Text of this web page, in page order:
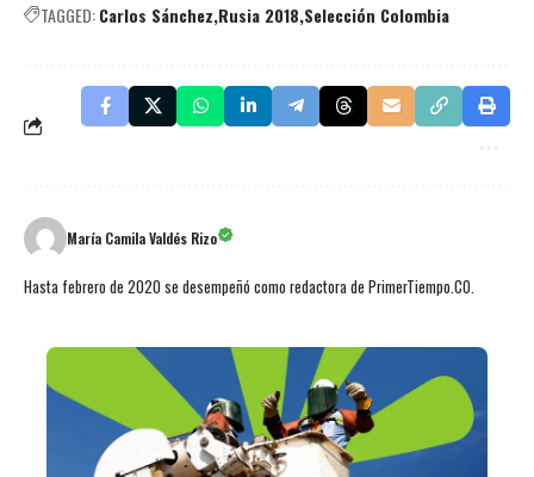
TAGGED:Carlos Sánchez Rusia 2018 Selección Colombia
María Camila Valdés Rizo
Hasta febrero de 2020 se desempeñó como redactora de PrimerTiempo.CO.